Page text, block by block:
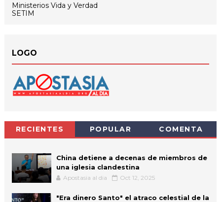
Ministerios Vida y Verdad
SETIM
LOGO
RECIENTES POPULAR COMENTA
China detiene a decenas de miembros de
una iglesia clandestina
Apostasia al dia Oct 12, 2025
"Era dinero Santo" el atraco celestial de la